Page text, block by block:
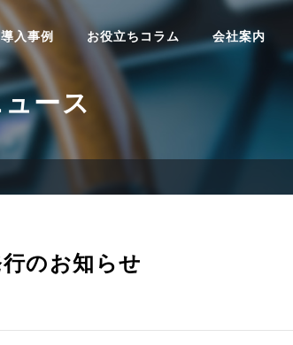
導入事例 お役立ちコラム 会社案内
ース
のお知らせ